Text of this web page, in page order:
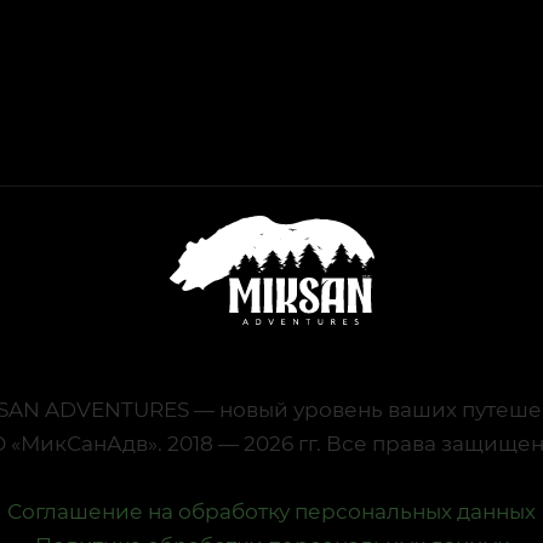
ADVENTURES — новый уровень ваших
2018 — 2026 гг. Все права
Соглашение на обработку персональных данных